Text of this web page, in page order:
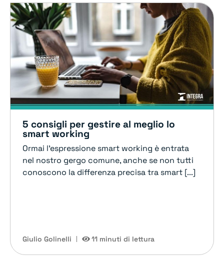
5 consigli per gestire al meglio lo
smart working
Ormai l’espressione smart working è entrata
nel nostro gergo comune, anche se non tutti
conoscono la differenza precisa tra smart [...]
Giulio Golinelli 11 minuti di lettura